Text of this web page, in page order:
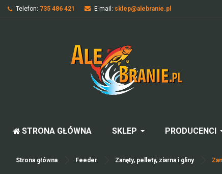
Telefon: 735 486 421 E-mail: sklep@alebranie.pl
STRONA GŁÓWNA SKLEP PRODUCENCI
Strona główna Feeder Zanęty, pellety, ziarna i gliny